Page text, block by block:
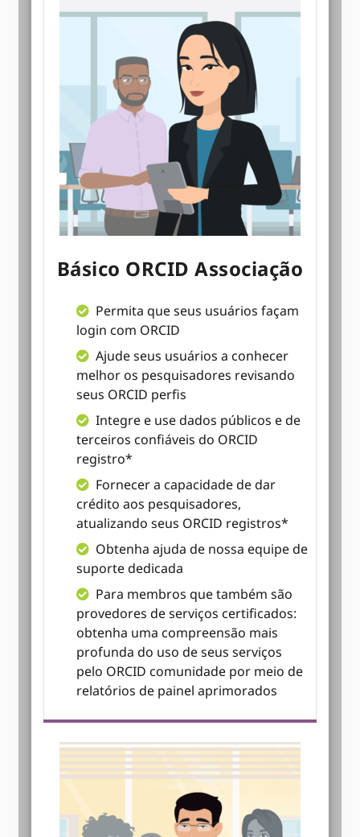
Básico ORCID Associação
Permita que seus usuários façam
login com ORCID
Ajude seus usuários a conhecer
melhor os pesquisadores revisando
seus ORCID perfis
Integre e use dados públicos e de
terceiros confiáveis ​​do ORCID
registro*
Fornecer a capacidade de dar
crédito aos pesquisadores,
atualizando seus ORCID registros*
Obtenha ajuda de nossa equipe de
suporte dedicada
Para membros que também são
provedores de serviços certificados:
obtenha uma compreensão mais
profunda do uso de seus serviços
pelo ORCID comunidade por meio de
relatórios de painel aprimorados